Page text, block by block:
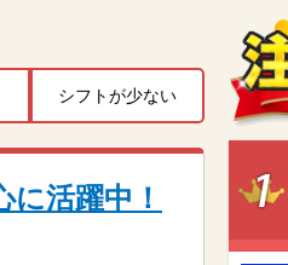
シフトが少ない
に活躍中！